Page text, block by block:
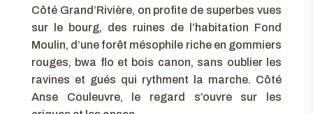
Côté Grand’Rivière, on profite de superbes vues
sur le bourg, des ruines de l’habitation Fond
Moulin, d’une forêt mésophile riche en gommiers
rouges, bwa flo et bois canon, sans oublier les
ravines et gués qui rythment la marche. Côté
Anse Couleuvre, le regard s’ouvre sur les